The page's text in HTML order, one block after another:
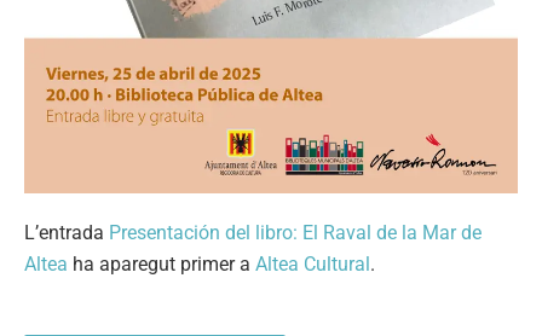
L’entrada Presentación del libro: El Raval de la Mar de
Altea ha aparegut primer a Altea Cultural.